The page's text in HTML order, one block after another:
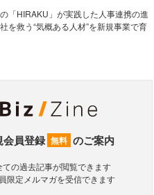
「HIRAKU」が実践した人事連携の進
を救う“気概ある人材”を新規事業で育
会員登録 無料 のご案内
ての過去記事が閲覧できます
限定メルマガを受信できます